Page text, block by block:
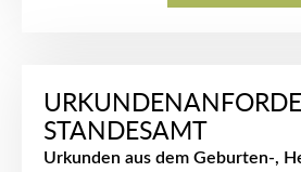
STANDESAMT
Urkunden aus dem Geburten-,